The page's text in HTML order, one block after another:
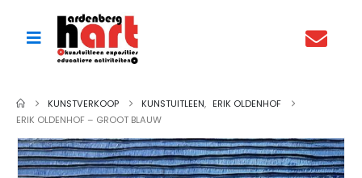
KUNSTVERKOOP KUNSTUITLEEN, ERIK OLDENHOF
ERIK OLDENHOF – GROOT BLAUW